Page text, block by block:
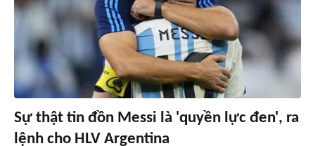
Sự thật tin đồn Messi là 'quyền lực đen', ra
lệnh cho HLV Argentina